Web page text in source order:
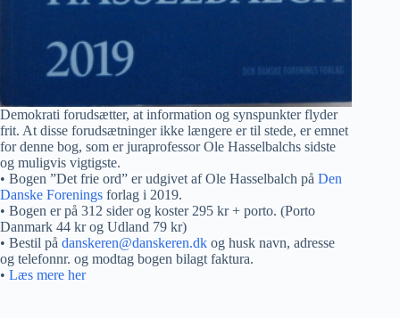
Demokrati forudsætter, at information og synspunkter flyder
frit. At disse forudsætninger ikke længere er til stede, er emnet
for denne bog, som er juraprofessor Ole Hasselbalchs sidste
og muligvis vigtigste.
• Bogen ”Det frie ord” er udgivet af Ole Hasselbalch på Den
Danske Forenings forlag i 2019.
• Bogen er på 312 sider og koster 295 kr + porto. (Porto
Danmark 44 kr og Udland 79 kr)
• Bestil på danskeren@danskeren.dk og husk navn, adresse
og telefonnr. og modtag bogen bilagt faktura.
• Læs mere her